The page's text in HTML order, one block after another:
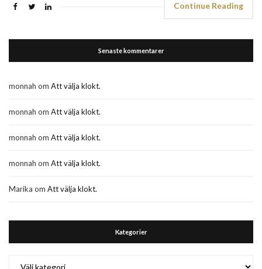
Continue Reading
Senaste kommentarer
monnah om Att välja klokt.
monnah om Att välja klokt.
monnah om Att välja klokt.
monnah om Att välja klokt.
Marika om Att välja klokt.
Kategorier